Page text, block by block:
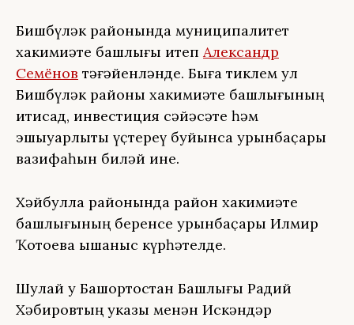
Бишбүләк районында муниципалитет
хакимиәте башлығы итеп Александр
Семёнов тәғәйенләнде. Быға тиклем ул
Бишбүләк районы хакимиәте башлығының
иҡтисад, инвестиция сәйәсәте һәм
эшҡыуарлыҡты үҫтереү буйынса урынбаҫары
вазифаһын биләй ине.
Хәйбулла районында район хакимиәте
башлығының беренсе урынбаҫары Илмир
Ҡотоевҡа ышаныс күрһәтелде.
Шулай уҡ Башҡортостан Башлығы Радий
Хәбировтың указы менән Искәндәр